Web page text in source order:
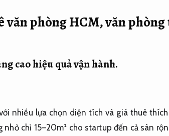
văn phòng HCM, văn
cao hiệu quả vận hành.
nhiều lựa chọn diện tích và giá thuê
chỉ 15–20m² cho startup đến cả sàn